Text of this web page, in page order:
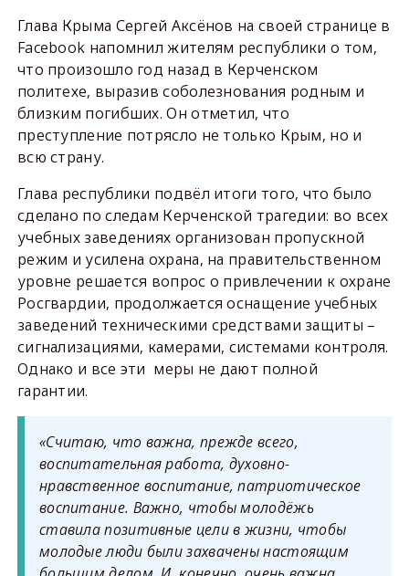
Глава Крыма Сергей Аксёнов на своей странице в
Facebook напомнил жителям республики о том,
что произошло год назад в Керченском
политехе, выразив соболезнования родным и
близким погибших. Он отметил, что
преступление потрясло не только Крым, но и
всю страну.
Глава республики подвёл итоги того, что было
сделано по следам Керченской трагедии: во всех
учебных заведениях организован пропускной
режим и усилена охрана, на правительственном
уровне решается вопрос о привлечении к охране
Росгвардии, продолжается оснащение учебных
заведений техническими средствами защиты –
сигнализациями, камерами, системами контроля.
Однако и все эти меры не дают полной
гарантии.
«Считаю, что важна, прежде всего,
воспитательная работа, духовно-
нравственное воспитание, патриотическое
воспитание. Важно, чтобы молодёжь
ставила позитивные цели в жизни, чтобы
молодые люди были захвачены настоящим